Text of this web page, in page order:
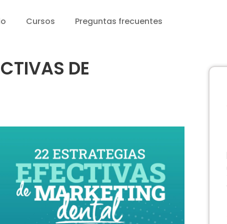
Cursos Preguntas frecuentes
DE